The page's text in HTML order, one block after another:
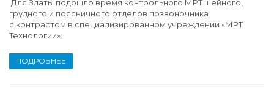
Для Златы подошло время контрольного МРТ шейного,
грудного и поясничного отделов позвоночника
с контрастом в специализированном учреждении «МРТ
Технологии».
ПОДРОБНЕЕ